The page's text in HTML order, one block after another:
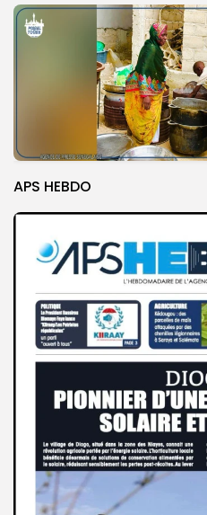
APS HEBDO